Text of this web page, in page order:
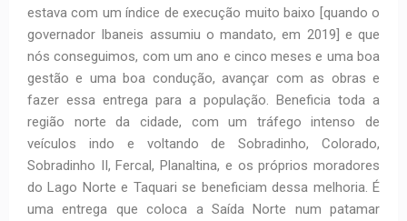
estava com um índice de execução muito baixo [quando o
governador Ibaneis assumiu o mandato, em 2019] e que
nós conseguimos, com um ano e cinco meses e uma boa
gestão e uma boa condução, avançar com as obras e
fazer essa entrega para a população. Beneficia toda a
região norte da cidade, com um tráfego intenso de
veículos indo e voltando de Sobradinho, Colorado,
Sobradinho II, Fercal, Planaltina, e os próprios moradores
do Lago Norte e Taquari se beneficiam dessa melhoria. É
uma entrega que coloca a Saída Norte num patamar